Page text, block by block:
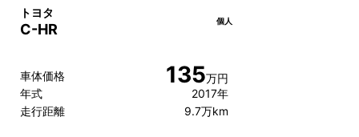
トヨタ
C-HR
車体価格 135万円
年式
2017年
走行距離
9.7万km
個人